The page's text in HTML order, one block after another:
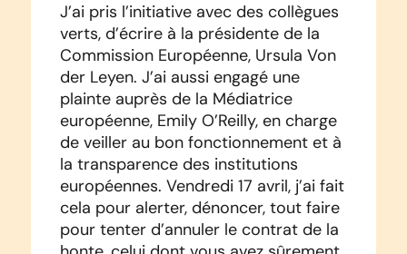
J’ai pris l’initiative avec des collègues
verts, d’écrire à la présidente de la
Commission Européenne, Ursula Von
der Leyen. J’ai aussi engagé une
plainte auprès de la Médiatrice
européenne, Emily O’Reilly, en charge
de veiller au bon fonctionnement et à
la transparence des institutions
européennes. Vendredi 17 avril, j’ai fait
cela pour alerter, dénoncer, tout faire
pour tenter d’annuler le contrat de la